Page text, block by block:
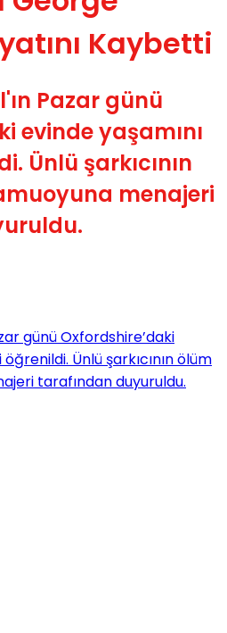
Kaybetti
Pazar günü
evinde yaşamını
Ünlü şarkıcının
menajeri